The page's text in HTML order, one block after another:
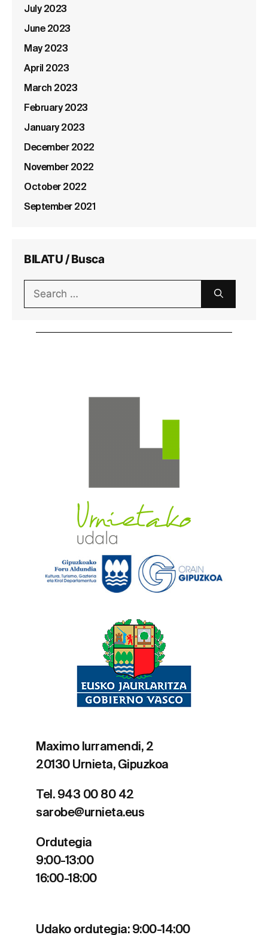
July 2023
June 2023
May 2023
April 2023
March 2023
February 2023
January 2023
December 2022
November 2022
October 2022
September 2021
BILATU / Busca
Maximo Iurramendi, 2
20130 Urnieta, Gipuzkoa
Tel. 943 00 80 42
sarobe@urnieta.eus
Ordutegia
9:00-13:00
16:00-18:00
Udako ordutegia: 9:00-14:00